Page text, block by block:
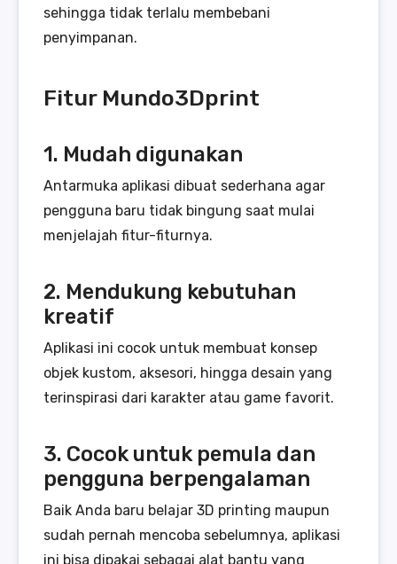
sehingga tidak terlalu membebani
penyimpanan.
Fitur Mundo3Dprint
1. Mudah digunakan
Antarmuka aplikasi dibuat sederhana agar
pengguna baru tidak bingung saat mulai
menjelajah fitur-fiturnya.
2. Mendukung kebutuhan
kreatif
Aplikasi ini cocok untuk membuat konsep
objek kustom, aksesori, hingga desain yang
terinspirasi dari karakter atau game favorit.
3. Cocok untuk pemula dan
pengguna berpengalaman
Baik Anda baru belajar 3D printing maupun
sudah pernah mencoba sebelumnya, aplikasi
ini bisa dipakai sebagai alat bantu yang